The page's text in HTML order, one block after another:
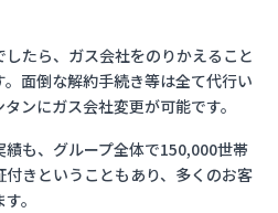
たら、ガス会社をのりかえること
面倒な解約手続き等は全て代行い
ンにガス会社変更が可能です。
も、グループ全体で150,000世帯
きということもあり、多くのお客
。